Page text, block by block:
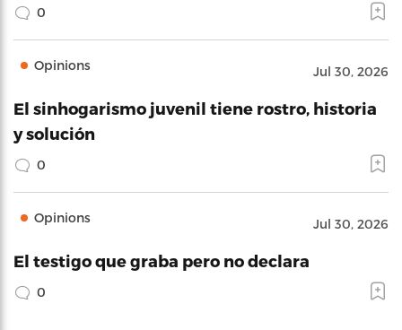
0
Opinions Jul 30, 2026
El sinhogarismo juvenil tiene rostro, historia
y solución
0
Opinions Jul 30, 2026
El testigo que graba pero no declara
0